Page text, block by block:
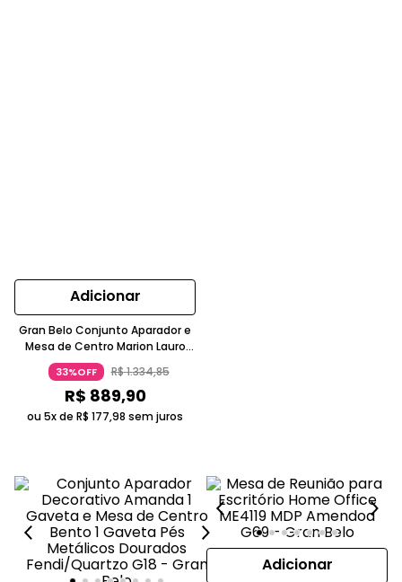
Adicionar
Gran Belo Conjunto Aparador e
Mesa de Centro Marion Lauro
MDP Cinamomo Off White
33%OFF R$1.334,85
R$ 889,90
ou 5x de R$ 177,98 sem juros
Adicionar